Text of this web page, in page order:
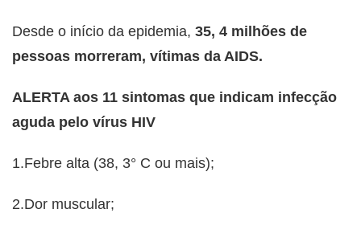
Desde o início da epidemia, 35, 4 milhões de
pessoas morreram, vítimas da AIDS.
ALERTA aos 11 sintomas que indicam infecção
aguda pelo vírus HIV
1.Febre alta (38, 3° C ou mais);
2.Dor muscular;